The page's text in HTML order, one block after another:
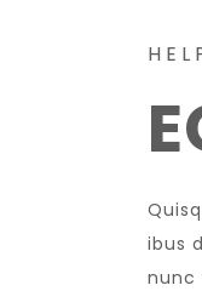
ibus
nunc